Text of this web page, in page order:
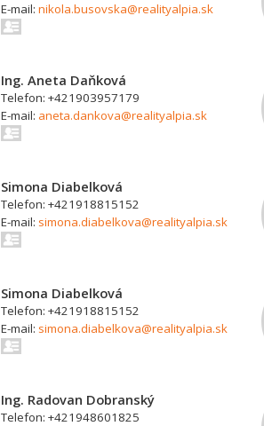
E-mail: nikola.busovska@realityalpia.sk
Ing. Aneta Daňková
Telefon: +421903957179
E-mail: aneta.dankova@realityalpia.sk
Simona Diabelková
Telefon: +421918815152
E-mail: simona.diabelkova@realityalpia.sk
Simona Diabelková
Telefon: +421918815152
E-mail: simona.diabelkova@realityalpia.sk
Ing. Radovan Dobranský
Telefon: +421948601825